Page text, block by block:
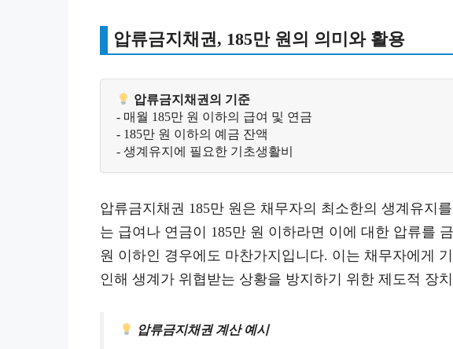
압류금지채권, 185만 원의 의미와 활용
압류금지채권의 기준
- 매월 185만 원 이하의 급여 및 연금
- 185만 원 이하의 예금 잔액
- 생계유지에 필요한 기초생활비
압류금지채권 185만 원은 채무자의 최소한의 생계유지
는 급여나 연금이 185만 원 이하라면 이에 대한 압류를
원 이하인 경우에도 마찬가지입니다. 이는 채무자에게
인해 생계가 위협받는 상황을 방지하기 위한 제도적 장
압류금지채권 계산 예시